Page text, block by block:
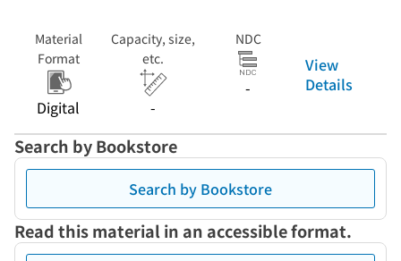
Material
Format
Digital
Capacity, size,
etc.
-
NDC
-
View
Details
Search by Bookstore
Search by Bookstore
Read this material in an accessible format.